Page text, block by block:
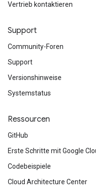
Vertrieb kontaktieren
Support
Community-Foren
Support
Versionshinweise
Systemstatus
Ressourcen
GitHub
Erste Schritte mit Google
Codebeispiele
Cloud Architecture Center